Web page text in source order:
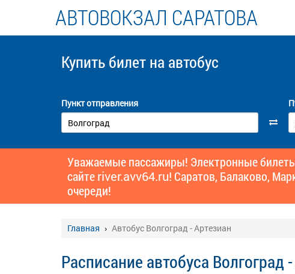
АВТОВОКЗАЛ САРАТОВА
Купить билет на автобус
Пункт отправления
Уважаемые пассажиры! Электронные
сайтеriver.avv64.ru! Саратов, Балаково,
очереди!
Главная Автобус Волгоград - Артезиан
Расписание автобуса Волгоград